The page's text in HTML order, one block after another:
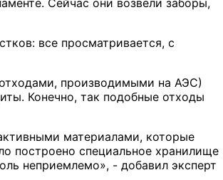
Сейчас они возвели заборы,
все просматривается, с
производимыми на АЭС)
Конечно, так подобные отходы
материалами, которые
построено специальное хранилище
неприемлемо», - добавил эксперт